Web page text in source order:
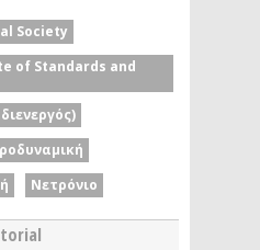
Society
of Standards and
Νετρόνιο